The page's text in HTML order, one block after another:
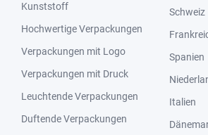
Kunststoff
Hochwertige Verpackungen
Verpackungen mit Logo
Verpackungen mit Druck
Leuchtende Verpackungen
Duftende Verpackungen
Schweiz
Spanien
Italien